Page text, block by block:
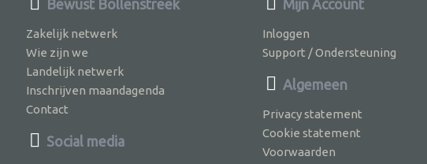
Bewust Bollenstreek
Zakelijk netwerk
Wie zijn we
Landelijk netwerk
Inschrijven maandagenda
Contact
Social media
Mijn Account
Inloggen
Support / Ondersteuning
Algemeen
Privacy statement
Cookie statement
Voorwaarden